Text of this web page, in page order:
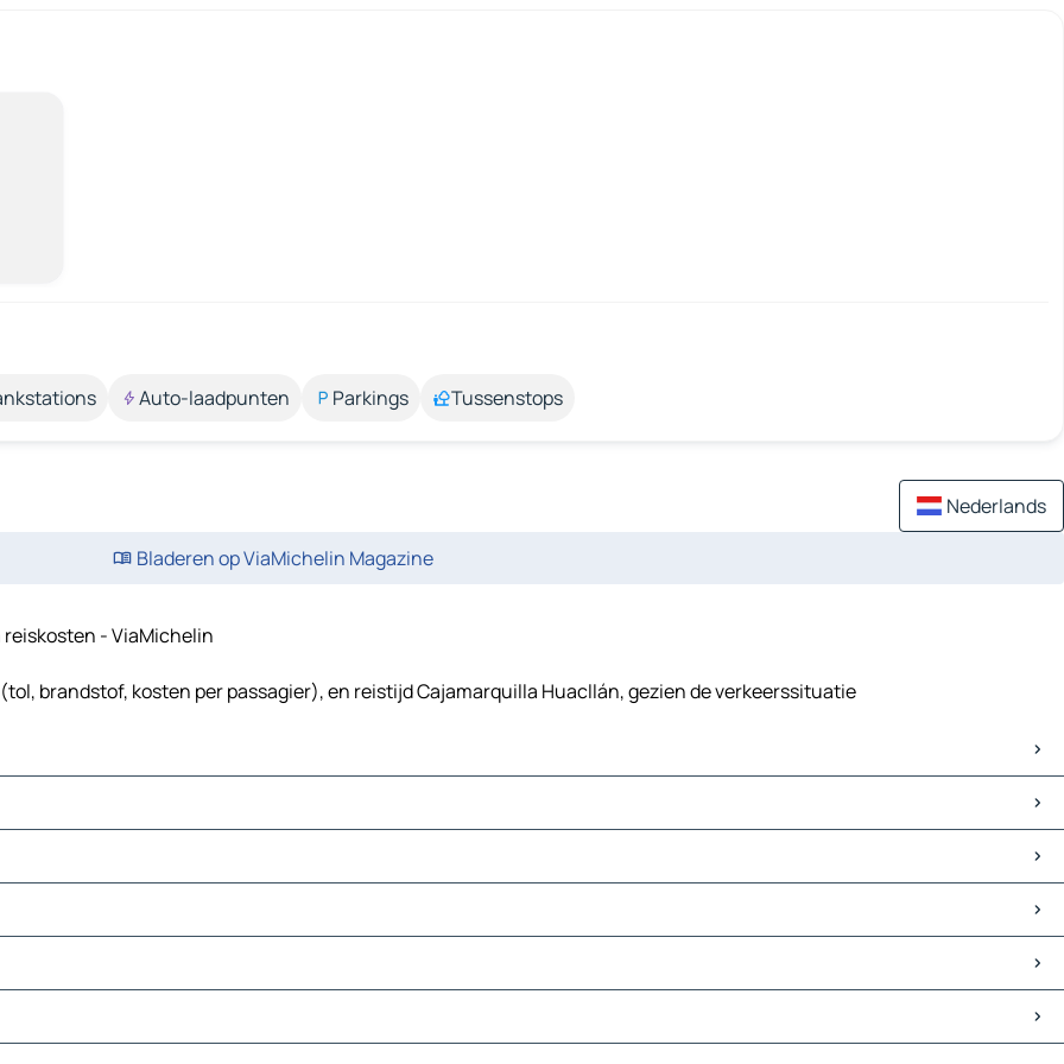
Auto-laadpunten Parkings Tussenstops
Nederlands
Bladeren op ViaMichelin Magazine
- ViaMichelin
brandstof, kosten per passagier), en reistijd Cajamarquilla Huacllán, gezien de verkeerssituatie